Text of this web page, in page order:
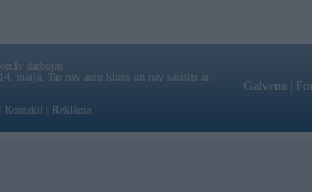
darbojas
maija. Tas nav auto klubs un nav saistīts ar
Kontakti Reklāma
Galvena